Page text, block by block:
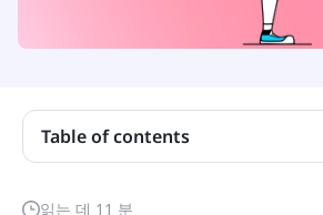
읽는 데 11 분
Table of contents